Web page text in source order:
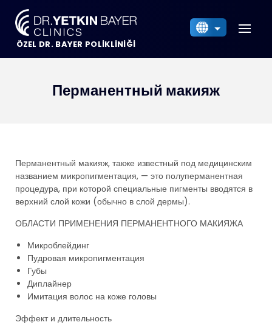
ÖZEL DR. BAYER POLİKLİNİĞİ
العربية
Перманентный макияж
Перманентный макияж, также известный под медицинским
названием микропигментация, — это полуперманентная
процедура, при которой специальные пигменты вводятся в
верхний слой кожи (обычно в слой дермы).
ОБЛАСТИ ПРИМЕНЕНИЯ ПЕРМАНЕНТНОГО МАКИЯЖА
Микроблейдинг
Пудровая микропигментация
Губы
Диплайнер
Имитация волос на коже головы
Эффект и длительность